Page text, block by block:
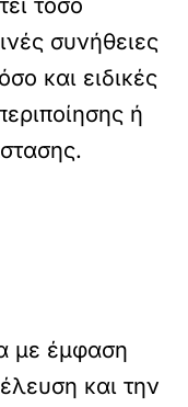
τόσο
συνήθειες
και ειδικές
ή
με έμφαση
και την